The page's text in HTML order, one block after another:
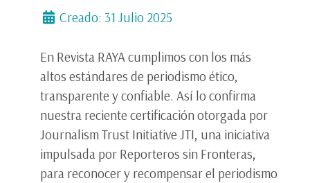
Creado: 31 Julio 2025
En Revista RAYA cumplimos con los más
altos estándares de periodismo ético,
transparente y confiable. Así lo confirma
nuestra reciente certificación otorgada por
Journalism Trust Initiative JTI, una iniciativa
impulsada por Reporteros sin Fronteras,
para reconocer y recompensar el periodismo